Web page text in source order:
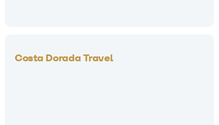
Costa Dorada Travel